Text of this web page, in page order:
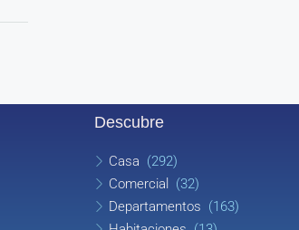
Descubre
Casa (292)
Comercial
(32)
Departamentos (163)